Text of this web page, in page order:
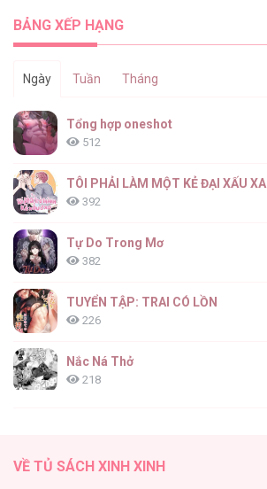
[...] – Chap 29
[...] – Chap 28
[...] – Chap 27
[...] – Chap 26
BẢNG XẾP HẠNG
Ngày Tuần Tháng
Tổng hợp oneshot
512
TÔI PHẢI LÀM MỘT KẺ ĐẠI XẤU XA
392
Tự Do Trong Mơ
382
TUYỂN TẬP: TRAI CÓ LỒN
226
Nắc Ná Thở
218
VỀ TỦ SÁCH XINH XINH